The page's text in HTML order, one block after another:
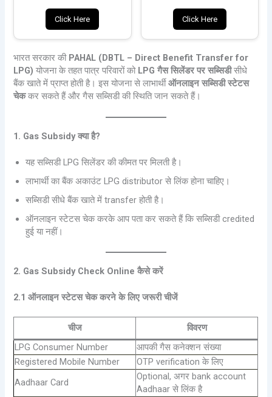
Click Here Click Here
भारत सरकार की PAHAL (DBTL – Direct Benefit Transfer for
LPG) योजना के तहत पात्र परिवारों को LPG गैस सिलेंडर पर सब्सिडीसीधे
बैंक खाते में प्राप्त होती है। इस योजना से लाभार्थीऑनलाइन सब्सिडी स्टेटस
चेककर सकते हैं और गैस सब्सिडी की स्थिति जान सकते हैं।
1. Gas Subsidy क्या है?
यह सब्सिडी LPG सिलेंडर की कीमत पर मिलती है।
लाभार्थी का बैंक अकाउंट LPG distributor से लिंक होना चाहिए।
सब्सिडी सीधे बैंक खाते में transfer होती है।
ऑनलाइन स्टेटस चेक करके आप पता कर सकते हैं कि सब्सिडी credited
हुई या नहीं।
2. Gas Subsidy Check Online कैसे करें
2.1 ऑनलाइन स्टेटस चेक करने के लिए जरूरी चीजें
चीज विवरण
LPG Consumer Number
आपकी गैस कनेक्शन संख्या
Registered Mobile Number
OTP verification के लिए
Aadhaar Card
Optional, अगर bank account
Aadhaar से लिंक है